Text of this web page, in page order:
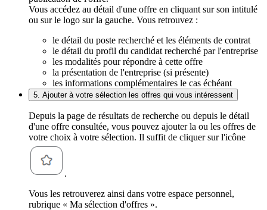
Vous accédez au détail d'une offre en cliquant sur son intitulé
ou sur le logo sur la gauche. Vous retrouvez :
le détail du poste recherché et les éléments de contrat
le détail du profil du candidat recherché par l'entreprise
les modalités pour répondre à cette offre
la présentation de l'entreprise (si présente)
les informations complémentaires le cas échéant
5. Ajouter à votre sélection les offres qui vous intéressent
Depuis la page de résultats de recherche ou depuis le détail
d'une offre consultée, vous pouvez ajouter la ou les offres de
votre choix à votre sélection. Il suffit de cliquer sur l'icône
.
Vous les retrouverez ainsi dans votre espace personnel,
rubrique « Ma sélection d'offres ».